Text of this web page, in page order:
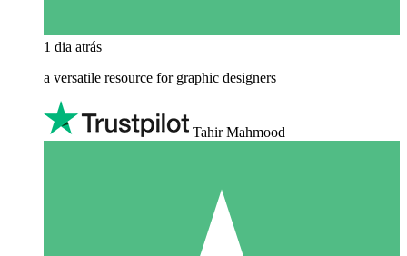
1 dia atrás
a versatile resource for graphic designers
Tahir Mahmood